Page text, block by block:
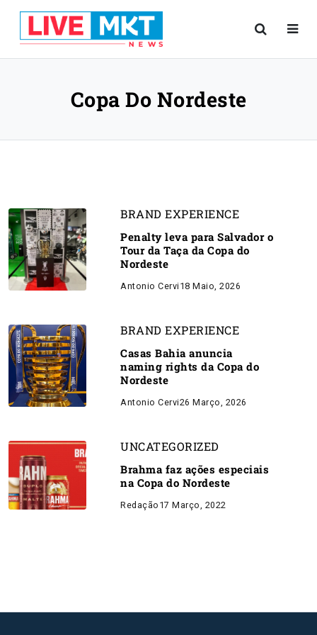
Copa Do Nordeste
BRAND EXPERIENCE
Penalty leva para Salvador o
Tour da Taça da Copa do
Nordeste
Antonio Cervi 18 Maio, 2026
BRAND EXPERIENCE
Casas Bahia anuncia
naming rights da Copa do
Nordeste
Antonio Cervi26 Março, 2026
UNCATEGORIZED
Brahma faz ações especiais
na Copa do Nordeste
Redação 17 Março, 2022